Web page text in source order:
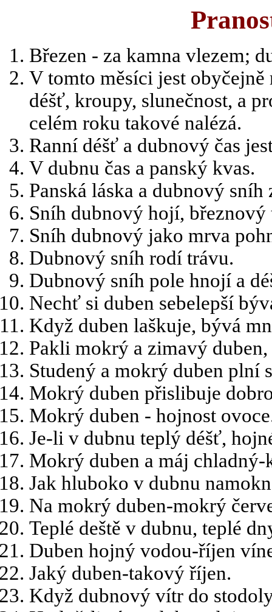
Březen - za kamna vlezem;
V tomto měsíci jest
déšť, kroupy, slunečnost, a
celém roku takové nalézá.
Ranní déšť a dubnový čas
V dubnu čas a panský kvas.
Panská láska a dubnový
Sníh dubnový hojí, březnový
Sníh dubnový jako mrva
Dubnový sníh rodí trávu.
Dubnový sníh pole hnojí a
Nechť si duben sebelepší
Když duben laškuje, bývá
Pakli mokrý a zimavý
Studený a mokrý duben plní
Mokrý duben přislibuje
Mokrý duben - hojnost
Je-li v dubnu teplý déšť,
Mokrý duben a máj chladný-
Jak hluboko v dubnu
Na mokrý duben-mokrý
Teplé deště v dubnu, teplé
Duben hojný vodou-říjen
Jaký duben-takový říjen.
Když dubnový vítr do